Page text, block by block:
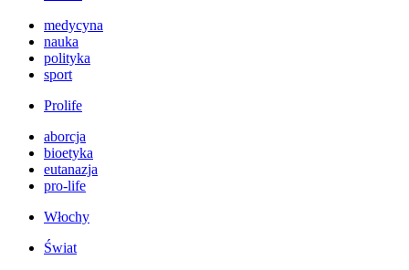
medycyna
nauka
polityka
sport
Prolife
aborcja
bioetyka
eutanazja
pro-life
Włochy
Świat